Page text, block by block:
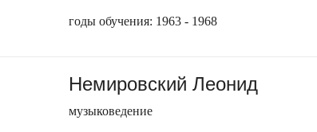
годы обучения: 1963 - 1968
Немировский Леонид
музыковедение